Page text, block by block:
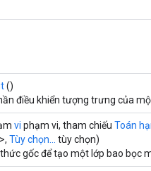
()
điều khiển tượng trưng của
vi phạm vi, tham chiếu Toán
Tùy chọn...
tùy chọn)
gốc để tạo một lớp bao bọc